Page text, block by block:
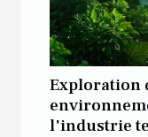
Exploration
l'industrie